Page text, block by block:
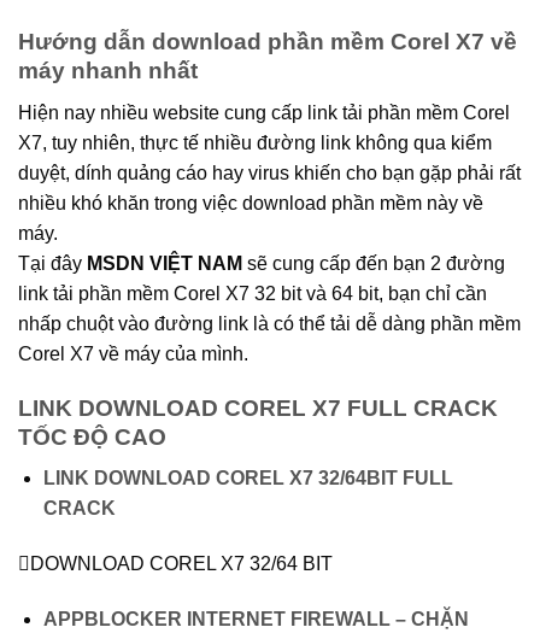
Hướng dẫn download phần mềm Corel X7 về
máy nhanh nhất
Hiện nay nhiều website cung cấp link tải phần mềm Corel
X7, tuy nhiên, thực tế nhiều đường link không qua kiểm
duyệt, dính quảng cáo hay virus khiến cho bạn gặp phải rất
nhiều khó khăn trong việc download phần mềm này về
máy.
Tại đây MSDN VIỆT NAM sẽ cung cấp đến bạn 2 đường
link tải phần mềm Corel X7 32 bit và 64 bit, bạn chỉ cần
nhấp chuột vào đường link là có thể tải dễ dàng phần mềm
Corel X7 về máy của mình.
LINK DOWNLOAD COREL X7 FULL CRACK
TỐC ĐỘ CAO
LINK DOWNLOAD COREL X7 32/64BIT FULL
CRACK
DOWNLOAD COREL X7 32/64 BIT
APPBLOCKER INTERNET FIREWALL – CHẶN